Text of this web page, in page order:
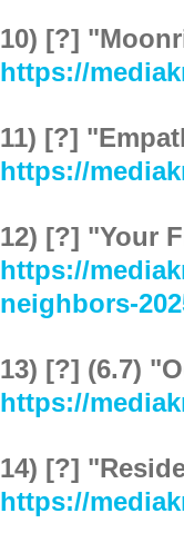
10) [?]
https://
11) [?]
https://
12) [?] "Your
https://
neighbors-
13) [?] (6.7)
https://
14) [?]
https://